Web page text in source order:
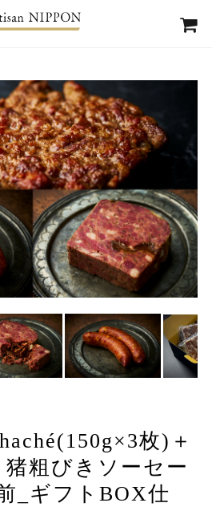
枚)＋
粗びきソーセー
_ギフトBOX仕